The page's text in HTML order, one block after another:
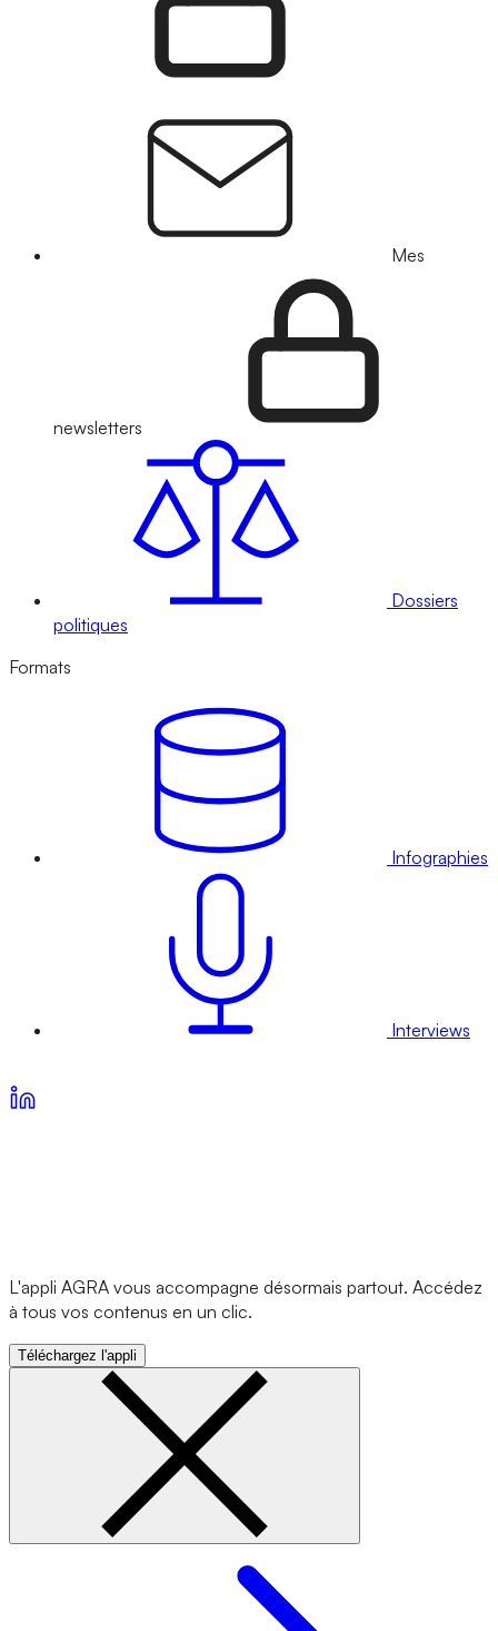
Mes
newsletters
Dossiers
politiques
Formats
Infographies
Interviews
L'appli AGRA vous accompagne désormais partout. Accédez
à tous vos contenus en un clic.
Téléchargez l'appli